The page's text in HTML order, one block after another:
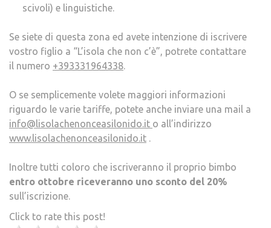
scivoli) e linguistiche.
Se siete di questa zona ed avete intenzione di iscrivere
vostro figlio a “L’isola che non c’è”, potrete contattare
il numero +393331964338.
O se semplicemente volete maggiori informazioni
riguardo le varie tariffe, potete anche inviare una mail a
info@lisolachenonceasilonido.it o all’indirizzo
www.lisolachenonceasilonido.it .
Inoltre tutti coloro che iscriveranno il proprio bimbo
entro ottobre riceveranno uno sconto del 20%
sull’iscrizione.
Click to rate this post!